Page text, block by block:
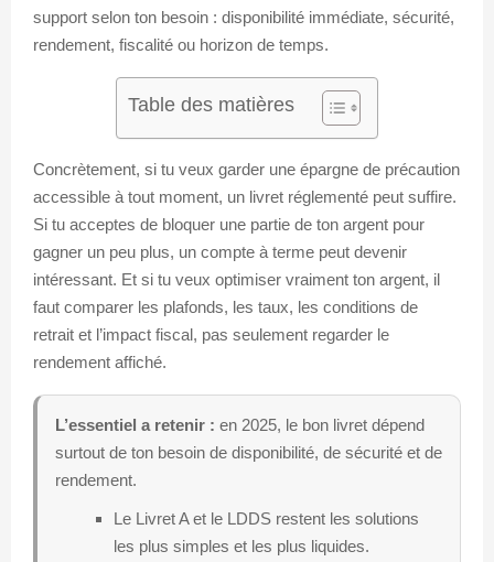
support selon ton besoin : disponibilité immédiate, sécurité,
rendement, fiscalité ou horizon de temps.
Table des matières
Concrètement, si tu veux garder une épargne de précaution
accessible à tout moment, un livret réglementé peut suffire.
Si tu acceptes de bloquer une partie de ton argent pour
gagner un peu plus, un compte à terme peut devenir
intéressant. Et si tu veux optimiser vraiment ton argent, il
faut comparer les plafonds, les taux, les conditions de
retrait et l’impact fiscal, pas seulement regarder le
rendement affiché.
L’essentiel a retenir : en 2025, le bon livret dépend
surtout de ton besoin de disponibilité, de sécurité et de
rendement.
Le Livret A et le LDDS restent les solutions
les plus simples et les plus liquides.